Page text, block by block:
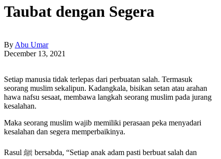
Taubat dengan Segera
By Abu Umar
December 13, 2021
Setiap manusia tidak terlepas dari perbuatan salah. Termasuk
seorang muslim sekalipun. Kadangkala, bisikan setan atau arahan
hawa nafsu sesaat, membawa langkah seorang muslim pada jurang
kesalahan.
Maka seorang muslim wajib memiliki perasaan peka menyadari
kesalahan dan segera memperbaikinya.
Rasul ﷺ bersabda, “Setiap anak adam pasti berbuat salah dan